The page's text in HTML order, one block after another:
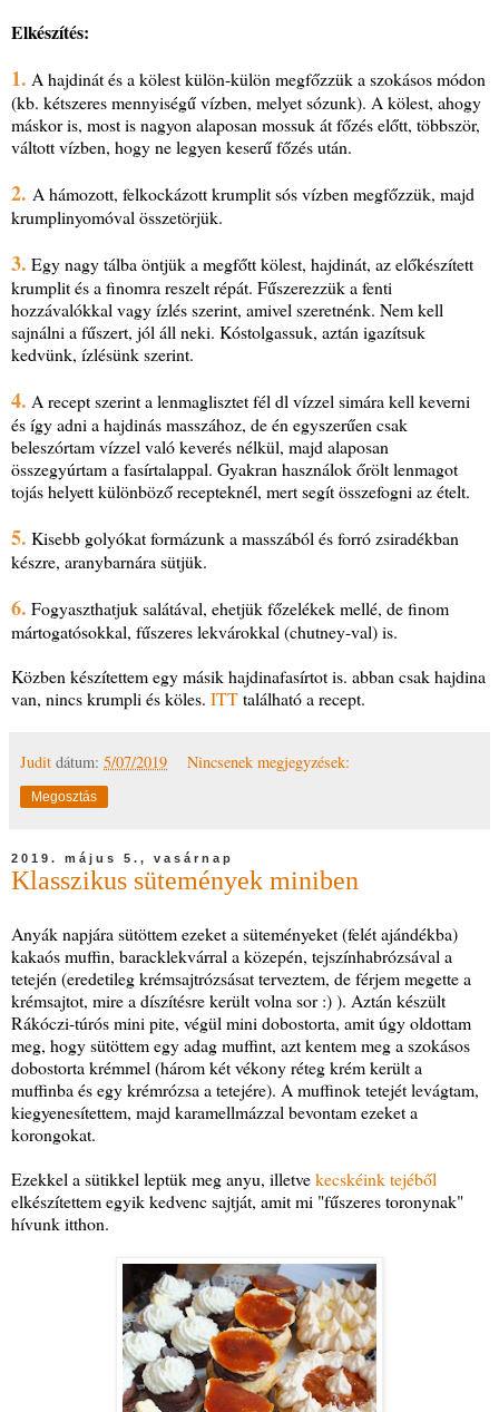
Elkészítés:
1. A hajdinát és a kölest külön-külön megfőzzük a szokásos módon
(kb. kétszeres mennyiségű vízben, melyet sózunk). A kölest, ahogy
máskor is, most is nagyon alaposan mossuk át főzés előtt, többször,
váltott vízben, hogy ne legyen keserű főzés után.
2. A hámozott, felkockázott krumplit sós vízben megfőzzük, majd
krumplinyomóval összetörjük.
3. Egy nagy tálba öntjük a megfőtt kölest, hajdinát, az előkészített
krumplit és a finomra reszelt répát. Fűszerezzük a fenti
hozzávalókkal vagy ízlés szerint, amivel szeretnénk. Nem kell
sajnálni a fűszert, jól áll neki. Kóstolgassuk, aztán igazítsuk
kedvünk, ízlésünk szerint.
4. A recept szerint a lenmaglisztet fél dl vízzel simára kell keverni
és így adni a hajdinás masszához, de én egyszerűen csak
beleszórtam vízzel való keverés nélkül, majd alaposan
összegyúrtam a fasírtalappal. Gyakran használok őrölt lenmagot
tojás helyett különböző recepteknél, mert segít összefogni az ételt.
5. Kisebb golyókat formázunk a masszából és forró zsiradékban
készre, aranybarnára sütjük.
6. Fogyaszthatjuk salátával, ehetjük főzelékek mellé, de finom
mártogatósokkal, fűszeres lekvárokkal (chutney-val) is.
Közben készítettem egy másik hajdinafasírtot is. abban csak hajdina
van, nincs krumpli és köles. ITTtalálható a recept.
Judit dátum: 5/07/2019 Nincsenek megjegyzések:
Megosztás
2019. május 5., vasárnap
Klasszikus sütemények miniben
Anyák napjára sütöttem ezeket a süteményeket (felét ajándékba)
kakaós muffin, baracklekvárral a közepén, tejszínhabrózsával a
tetején (eredetileg krémsajtrózsásat terveztem, de férjem megette a
krémsajtot, mire a díszítésre került volna sor :) ). Aztán készült
Rákóczi-túrós mini pite, végül mini dobostorta, amit úgy oldottam
meg, hogy sütöttem egy adag muffint, azt kentem meg a szokásos
dobostorta krémmel (három két vékony réteg krém került a
muffinba és egy krémrózsa a tetejére). A muffinok tetejét levágtam,
kiegyenesítettem, majd karamellmázzal bevontam ezeket a
korongokat.
Ezekkel a sütikkel leptük meg anyu, illetvekecskéink tejéből
elkészítettem egyik kedvenc sajtját, amit mi "fűszeres toronynak"
hívunk itthon.